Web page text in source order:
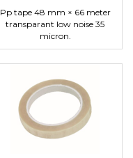
Pp tape 48 mm × 66 meter
transparant low noise 35
micron.